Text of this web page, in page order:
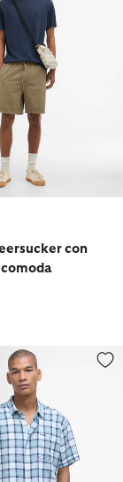
con
corte